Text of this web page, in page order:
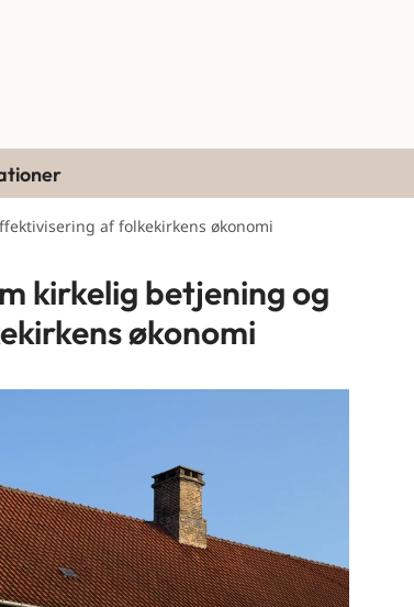
af folkekirkens økonomi
kirkelig betjening og
økonomi